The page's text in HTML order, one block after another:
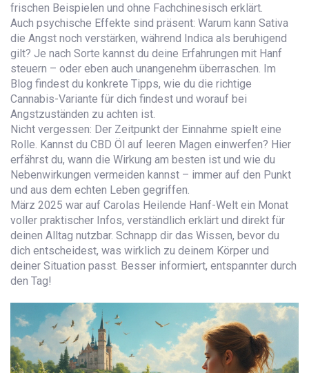
frischen Beispielen und ohne Fachchinesisch erklärt.
Auch psychische Effekte sind präsent: Warum kann Sativa
die Angst noch verstärken, während Indica als beruhigend
gilt? Je nach Sorte kannst du deine Erfahrungen mit Hanf
steuern – oder eben auch unangenehm überraschen. Im
Blog findest du konkrete Tipps, wie du die richtige
Cannabis-Variante für dich findest und worauf bei
Angstzuständen zu achten ist.
Nicht vergessen: Der Zeitpunkt der Einnahme spielt eine
Rolle. Kannst du CBD Öl auf leeren Magen einwerfen? Hier
erfährst du, wann die Wirkung am besten ist und wie du
Nebenwirkungen vermeiden kannst – immer auf den Punkt
und aus dem echten Leben gegriffen.
März 2025 war auf Carolas Heilende Hanf-Welt ein Monat
voller praktischer Infos, verständlich erklärt und direkt für
deinen Alltag nutzbar. Schnapp dir das Wissen, bevor du
dich entscheidest, was wirklich zu deinem Körper und
deiner Situation passt. Besser informiert, entspannter durch
den Tag!